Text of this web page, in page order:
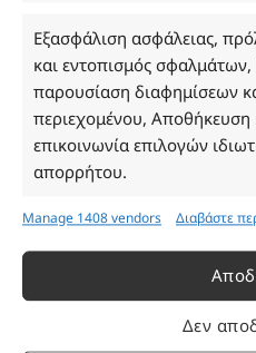
Εξασφάλιση ασφάλειας,
και εντοπισμός
παρουσίαση διαφημίσεων
περιεχομένου, Αποθήκευση
επικοινωνία επιλογών
απορρήτου.
Manage 1408 vendors Διαβάστε
Δεν
Δευτέρα: 08:30–16:30
Τρίτη: 08:30–16:30
Τετάρτη: 08:30–16:30
Πέμπτη: 08:30–16:30
Παρασκευή: 08:30–16:30